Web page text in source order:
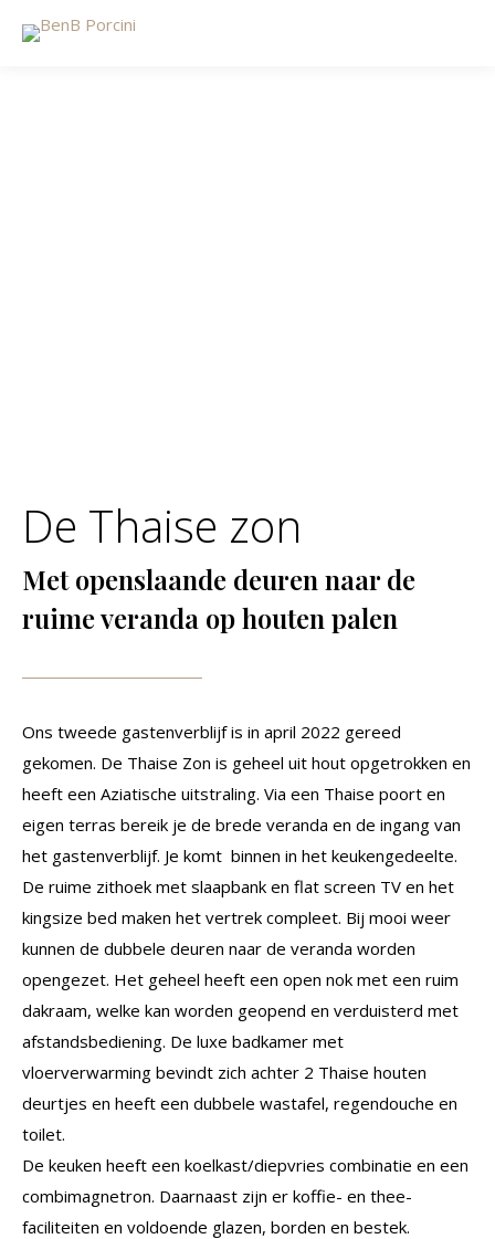
De Thaise zon
Met openslaande deuren naar de
ruime veranda op houten palen
Ons tweede gastenverblijf is in april 2022 gereed
gekomen. De Thaise Zon is geheel uit hout opgetrokken en
heeft een Aziatische uitstraling. Via een Thaise poort en
eigen terras bereik je de brede veranda en de ingang van
het gastenverblijf. Je komt binnen in het keukengedeelte.
De ruime zithoek met slaapbank en flat screen TV en het
kingsize bed maken het vertrek compleet. Bij mooi weer
kunnen de dubbele deuren naar de veranda worden
opengezet. Het geheel heeft een open nok met een ruim
dakraam, welke kan worden geopend en verduisterd met
afstandsbediening. De luxe badkamer met
vloerverwarming bevindt zich achter 2 Thaise houten
deurtjes en heeft een dubbele wastafel, regendouche en
toilet.
De keuken heeft een koelkast/diepvries combinatie en een
combimagnetron. Daarnaast zijn er koffie- en thee-
faciliteiten en voldoende glazen, borden en bestek.